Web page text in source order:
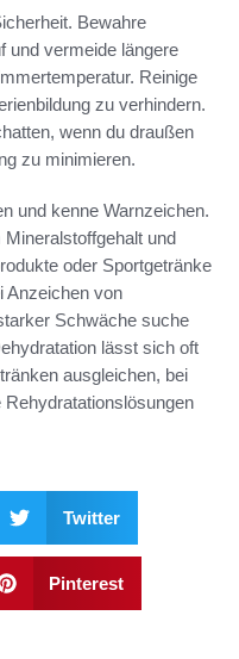
Bewahre
und vermeide längere
Reinige
zu verhindern.
wenn du draußen
zu minimieren.
und kenne Warnzeichen.
und
oder Sportgetränke
Anzeichen von
Schwäche suche
lässt sich oft
ausgleichen, bei
Twitter
Pinterest